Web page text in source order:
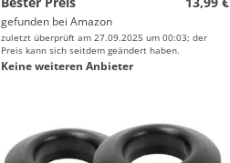
gefunden bei Amazon
zuletzt überprüft am 27.09.2025 um 00:03; der
Preis kann sich seitdem geändert haben.
Keine weiteren Anbieter